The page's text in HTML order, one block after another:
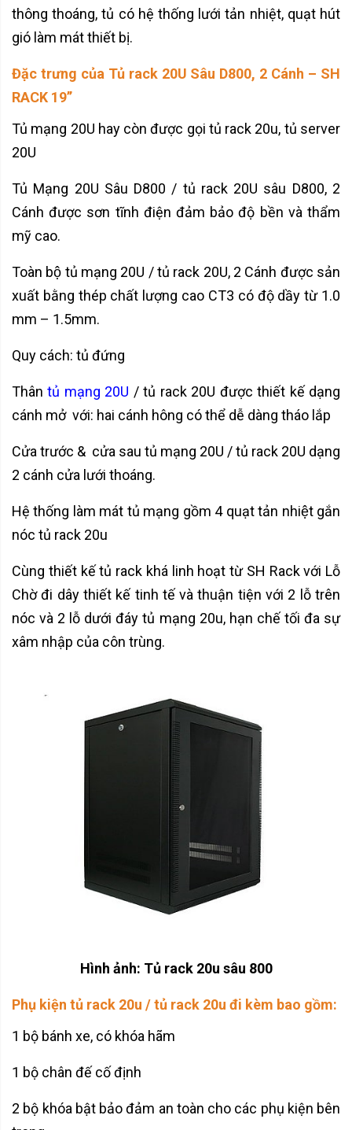
thông thoáng, tủ có hệ thống lưới tản nhiệt, quạt hút
gió làm mát thiết bị.
Đặc trưng của Tủ rack 20U Sâu D800, 2 Cánh – SH
RACK 19’’
Tủ mạng 20U hay còn được gọi tủ rack 20u, tủ server
20U
Tủ Mạng 20U Sâu D800 / tủ rack 20U sâu D800, 2
Cánh được sơn tĩnh điện đảm bảo độ bền và thẩm
mỹ cao.
Toàn bộ tủ mạng 20U / tủ rack 20U, 2 Cánh được sản
xuất bằng thép chất lượng cao CT3 có độ dầy từ 1.0
mm – 1.5mm.
Quy cách: tủ đứng
Thântủ mạng 20U / tủ rack 20U được thiết kế dạng
cánh mở với: hai cánh hông có thể dễ dàng tháo lắp
Cửa trước & cửa sau tủ mạng 20U / tủ rack 20U dạng
2 cánh cửa lưới thoáng.
Hệ thống làm mát tủ mạng gồm 4 quạt tản nhiệt gắn
nóc tủ rack 20u
Cùng thiết kế tủ rack khá linh hoạt từ SH Rack với Lỗ
Chờ đi dây thiết kế tinh tế và thuận tiện với 2 lỗ trên
nóc và 2 lỗ dưới đáy tủ mạng 20u, hạn chế tối đa sự
xâm nhập của côn trùng.
Hình ảnh: Tủ rack 20u sâu 800
Phụ kiện tủ rack 20u / tủ rack 20u đi kèm bao gồm:
1 bộ bánh xe, có khóa hãm
1 bộ chân đế cố định
2 bộ khóa bật bảo đảm an toàn cho các phụ kiện bên